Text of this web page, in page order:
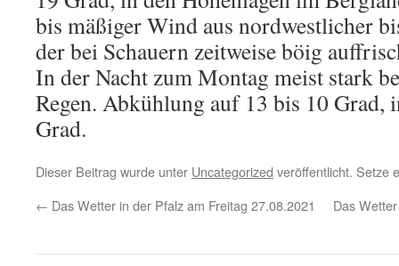
bis mäßiger Wind aus nordwestlicher
der bei Schauern zeitweise böig
In der Nacht zum Montag meist stark
Regen. Abkühlung auf 13 bis 10 Grad,
Grad.
Dieser Beitrag wurde unter Uncategorized veröffentlicht. Setze
← Das Wetter in der Pfalz am Freitag 27.08.2021 Das